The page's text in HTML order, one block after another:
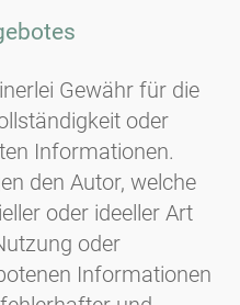
Gewähr für die
oder
Informationen.
den Autor, welche
oder ideeller Art
oder
Informationen